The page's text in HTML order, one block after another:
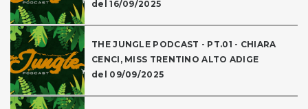
del 16/09/2025
THE JUNGLE PODCAST - PT.01 - CHIARA
CENCI, MISS TRENTINO ALTO ADIGE
del 09/09/2025